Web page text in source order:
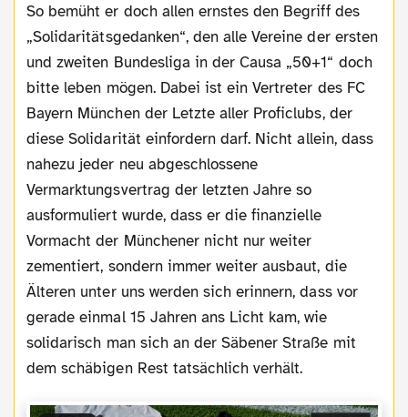
So bemüht er doch allen ernstes den Begriff des
„Solidaritätsgedanken“, den alle Vereine der ersten
und zweiten Bundesliga in der Causa „50+1“ doch
bitte leben mögen. Dabei ist ein Vertreter des FC
Bayern München der Letzte aller Proficlubs, der
diese Solidarität einfordern darf. Nicht allein, dass
nahezu jeder neu abgeschlossene
Vermarktungsvertrag der letzten Jahre so
ausformuliert wurde, dass er die finanzielle
Vormacht der Münchener nicht nur weiter
zementiert, sondern immer weiter ausbaut, die
Älteren unter uns werden sich erinnern, dass vor
gerade einmal 15 Jahren ans Licht kam, wie
solidarisch man sich an der Säbener Straße mit
dem schäbigen Rest tatsächlich verhält.